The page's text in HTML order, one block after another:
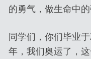
的勇气，做生命中的
同学们，你们毕业
年，我们奥运了，这